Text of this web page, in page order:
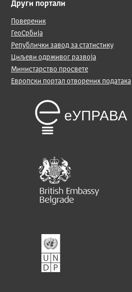
Други портали
Повереник
ГеоСрбија
Републички завод за статистику
Циљеви одрживог развоја
Министарство просвете
Европски портал отворених података